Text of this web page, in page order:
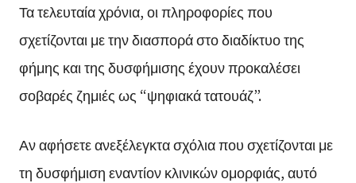
Τα τελευταία χρόνια, οι πληροφορίες που
σχετίζονται με την διασπορά στο διαδίκτυο της
φήμης και της δυσφήμισης έχουν προκαλέσει
σοβαρές ζημιές ως “ψηφιακά τατουάζ”.
Αν αφήσετε ανεξέλεγκτα σχόλια που σχετίζονται με
τη δυσφήμιση εναντίον κλινικών ομορφιάς, αυτό